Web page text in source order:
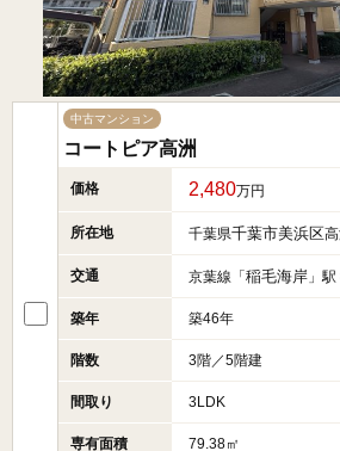
中古マンション
コートピア高洲
価格 2,480万円
所在地 千葉県千葉市美浜区
交通 京葉線「 稲毛海岸 」
築年 築46年
階数 3階／5階建
間取り 3LDK
専有面積 79.38㎡